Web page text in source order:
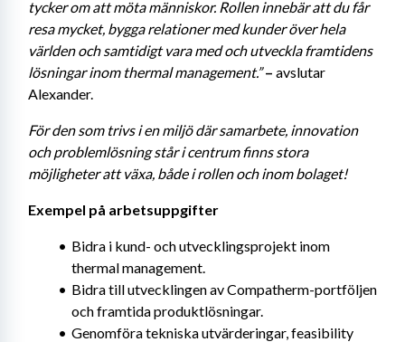
tycker om att möta människor. Rollen innebär att du får
resa mycket, bygga relationer med kunder över hela
världen och samtidigt vara med och utveckla framtidens
lösningar inom thermal management.” – avslutar
Alexander.
För den som trivs i en miljö där samarbete, innovation
och problemlösning står i centrum finns stora
möjligheter att växa, både i rollen och inom bolaget!
Exempel på arbetsuppgifter
Bidra i kund- och utvecklingsprojekt inom
thermal management.
Bidra till utvecklingen av Compatherm-portföljen
och framtida produktlösningar.
Genomföra tekniska utvärderingar, feasibility